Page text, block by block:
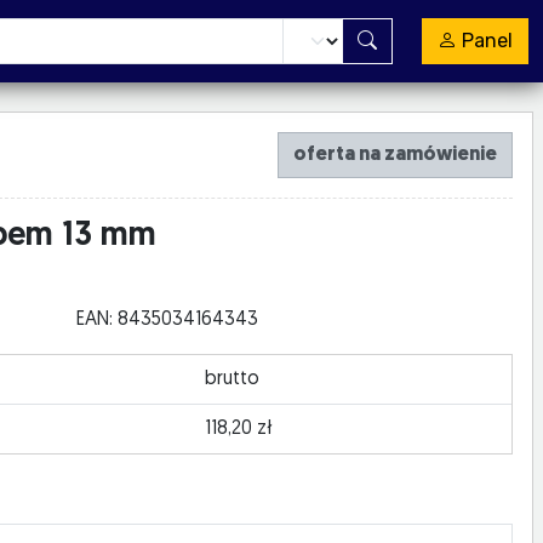
Panel
oferta na zamówienie
13 mm
EAN: 8435034164343
brutto
118,20 zł